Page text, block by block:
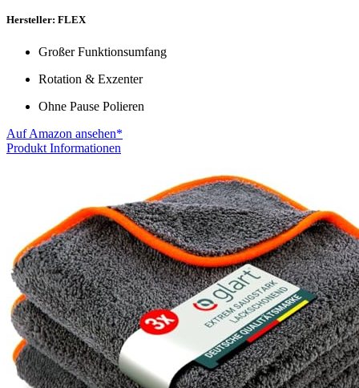
Hersteller: FLEX
Großer Funktionsumfang
Rotation & Exzenter
Ohne Pause Polieren
Auf Amazon ansehen*
Produkt Informationen